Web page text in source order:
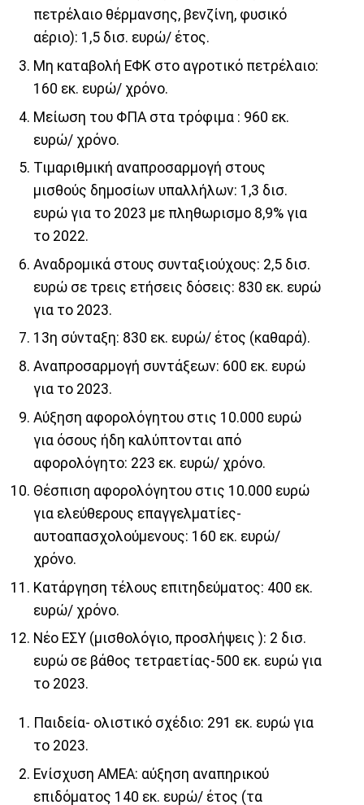
πετρέλαιο θέρμανσης, βενζίνη, φυσικό
αέριο): 1,5 δισ. ευρώ/ έτος.
Μη καταβολή ΕΦΚ στο αγροτικό πετρέλαιο:
160 εκ. ευρώ/ χρόνο.
Μείωση του ΦΠΑ στα τρόφιμα : 960 εκ.
ευρώ/ χρόνο.
Τιμαριθμική αναπροσαρμογή στους
μισθούς δημοσίων υπαλλήλων: 1,3 δισ.
ευρώ για το 2023 με πληθωρισμο 8,9% για
το 2022.
Αναδρομικά στους συνταξιούχους: 2,5 δισ.
ευρώ σε τρεις ετήσεις δόσεις: 830 εκ. ευρώ
για το 2023.
13η σύνταξη: 830 εκ. ευρώ/ έτος (καθαρά).
Αναπροσαρμογή συντάξεων: 600 εκ. ευρώ
για το 2023.
Αύξηση αφορολόγητου στις 10.000 ευρώ
για όσους ήδη καλύπτονται από
αφορολόγητο: 223 εκ. ευρώ/ χρόνο.
Θέσπιση αφορολόγητου στις 10.000 ευρώ
για ελεύθερους επαγγελματίες-
αυτοαπασχολούμενους: 160 εκ. ευρώ/
χρόνο.
Κατάργηση τέλους επιτηδεύματος: 400 εκ.
ευρώ/ χρόνο.
Νέο ΕΣΥ (μισθολόγιο, προσλήψεις ): 2 δισ.
ευρώ σε βάθος τετραετίας-500 εκ. ευρώ για
το 2023.
Παιδεία- ολιστικό σχέδιο: 291 εκ. ευρώ για
το 2023.
Ενίσχυση ΑΜΕΑ: αύξηση αναπηρικού
επιδόματος 140 εκ. ευρώ/ έτος (τα